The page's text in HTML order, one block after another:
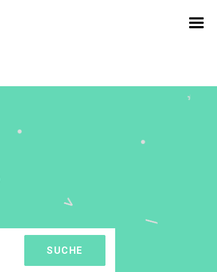
SUCHE